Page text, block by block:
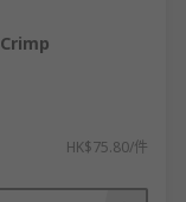
HK$75.80/件